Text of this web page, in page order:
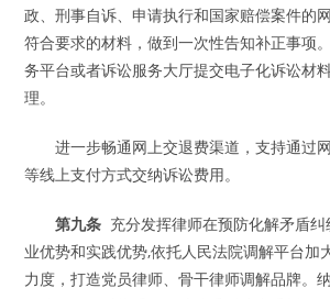
政、刑事自诉、申请执行和国家赔偿案件的
符合要求的材料，做到一次性告知补正事项
务平台或者诉讼服务大厅提交电子化诉讼材
理。
进一步畅通网上交退费渠道，支持通过
等线上支付方式交纳诉讼费用。
第九条 充分发挥律师在预防化解矛盾
业优势和实践优势,依托人民法院调解平台加
力度，打造党员律师、骨干律师调解品牌。